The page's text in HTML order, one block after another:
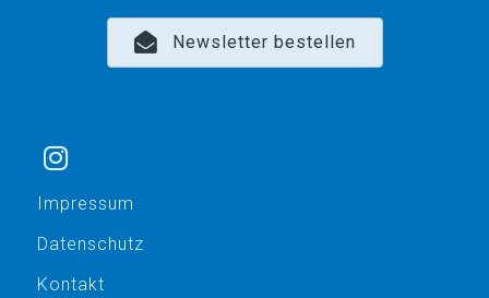
Newsletter bestellen
Impressum
Datenschutz
Kontakt